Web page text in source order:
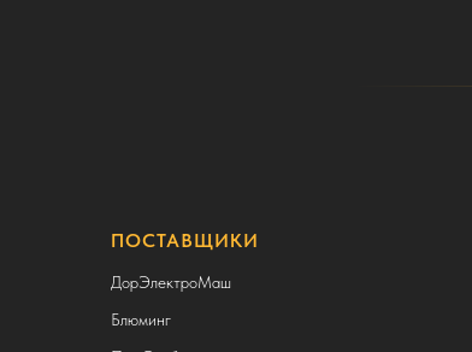
ПОСТАВЩИКИ
ДорЭлектроМаш
Блюминг